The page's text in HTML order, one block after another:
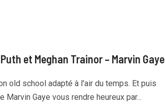
et Meghan Trainor – Marvin Gaye
old school adapté à l'air du temps. Et puis
Marvin Gaye vous rendre heureux par...